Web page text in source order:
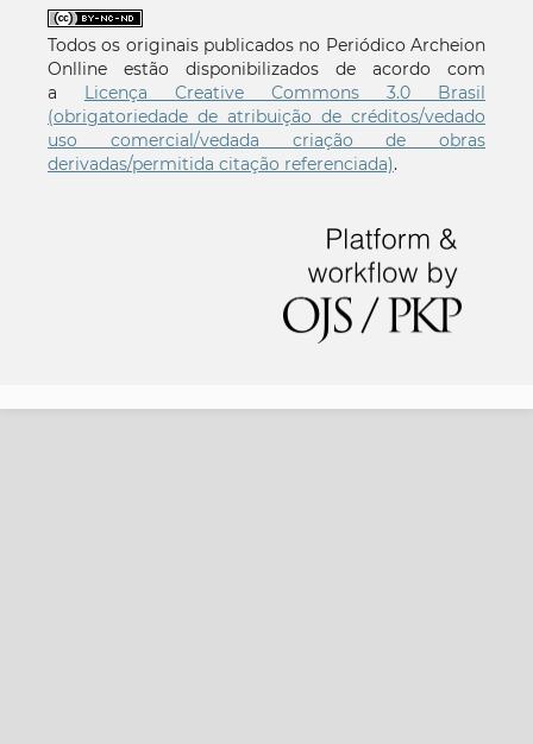
Todos os originais publicados no Periódico Archeion
Onlline estão disponibilizados de acordo com
a Licença Creative Commons 3.0 Brasil
(obrigatoriedade de atribuição de créditos/vedado
uso comercial/vedada criação de obras
derivadas/permitida citação referenciada).